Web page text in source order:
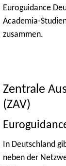
Euroguidance
Academia-
zusammen.
Zentrale
(ZAV)
In Deutschland
neben der